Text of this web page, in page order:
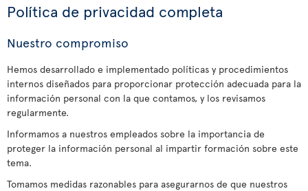
Política de privacidad completa
Nuestro compromiso
Hemos desarrollado e implementado políticas y procedimientos
internos diseñados para proporcionar protección adecuada para la
información personal con la que contamos, y los revisamos
regularmente.
Informamos a nuestros empleados sobre la importancia de
proteger la información personal al impartir formación sobre este
tema.
Tomamos medidas razonables para asegurarnos de que nuestros